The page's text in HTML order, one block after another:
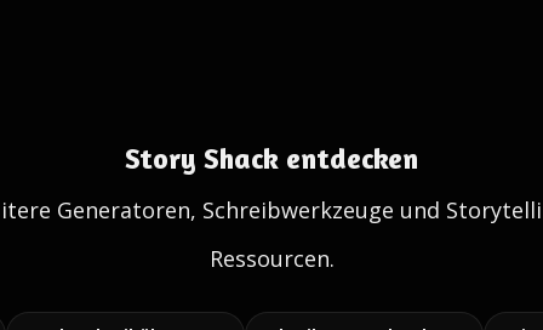
Story Shack entdecken
Generatoren, Schreibwerkzeuge und
Ressourcen.